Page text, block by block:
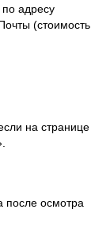
адресу
(стоимость
на странице
после осмотра